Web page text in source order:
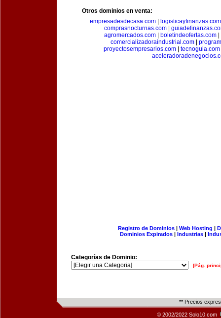
Otros dominios en venta:
empresadesdecasa.com
logisticayfinanzas.com
comprasnocturnas.com
agromercados.com
boletindeofertas.com
comercializadoraindustrial.com
proyectosempresarios.com
tecnoguia.com
Registro de Dominios| Web Hosting |
Dominios Expirados | Industrias |
Categorías de Dominio:
[Pág.
** Precios
© 2002/2022 Solo10.com